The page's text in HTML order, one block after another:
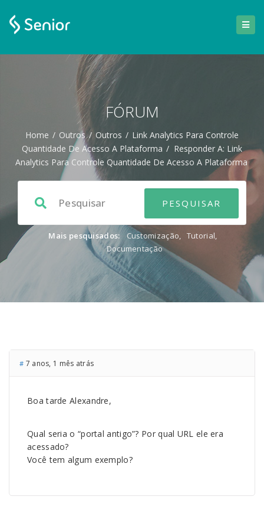
FÓRUM
Home / Outros / Outros / Link Analytics Para Controle
Quantidade De Acesso A Plataforma / Responder A: Link
Analytics Para Controle Quantidade De Acesso A Plataforma
Mais pesquisados: Customização, Tutorial,
Documentação
# 7 anos, 1 mês atrás
Boa tarde Alexandre,
Qual seria o “portal antigo”? Por qual URL ele era
acessado?
Você tem algum exemplo?